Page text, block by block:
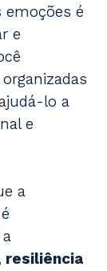
emoções é
e
organizadas
lo a
e
a
é
resiliência